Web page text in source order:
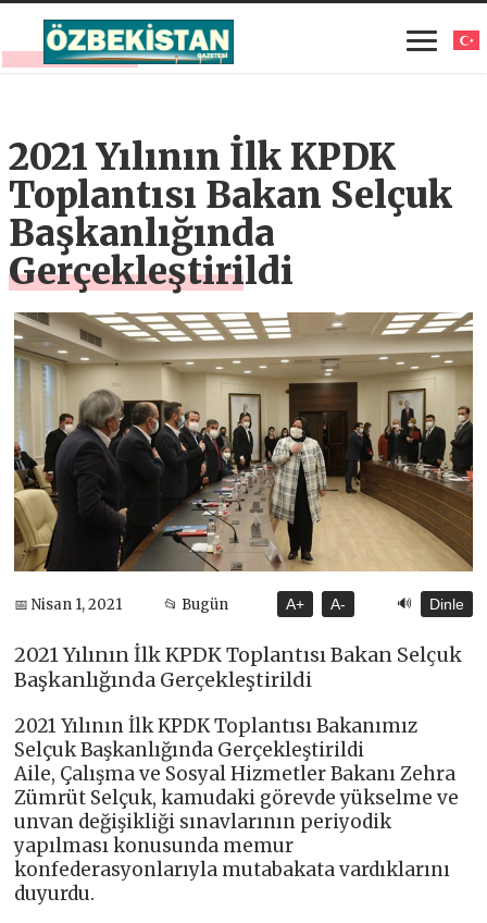
2021 Yılının İlk KPDK
Toplantısı Bakan Selçuk
Başkanlığında
Gerçekleştirildi
📅 Nisan 1, 2021 📂 Bugün A+ A- 🔊 Dinle
2021 Yılının İlk KPDK Toplantısı Bakan Selçuk
Başkanlığında Gerçekleştirildi
2021 Yılının İlk KPDK Toplantısı Bakanımız
Selçuk Başkanlığında Gerçekleştirildi
Aile, Çalışma ve Sosyal Hizmetler Bakanı Zehra
Zümrüt Selçuk, kamudaki görevde yükselme ve
unvan değişikliği sınavlarının periyodik
yapılması konusunda memur
konfederasyonlarıyla mutabakata vardıklarını
duyurdu.